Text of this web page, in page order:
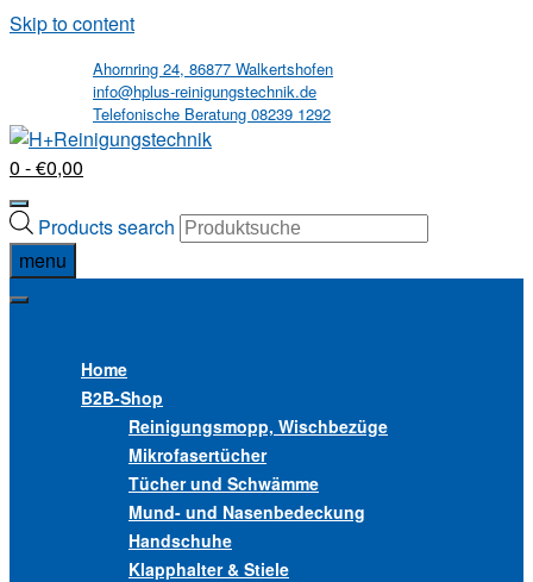
Skip to content
Ahornring 24, 86877 Walkertshofen
info@hplus-reinigungstechnik.de
Telefonische Beratung 08239 1292
0 - €0,00
Products search
menu
Home
B2B-Shop
Reinigungsmopp, Wischbezüge
Mikrofasertücher
Tücher und Schwämme
Mund- und Nasenbedeckung
Handschuhe
Klapphalter & Stiele